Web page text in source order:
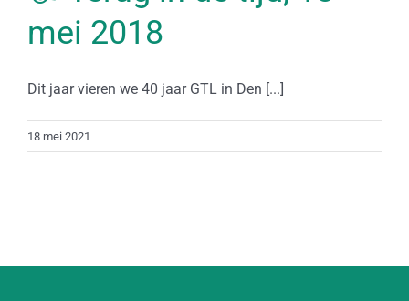
mei 2018
Dit jaar vieren we 40 jaar GTL in Den [...]
18 mei 2021